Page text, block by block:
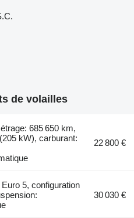
de volailles
685 650 km,
kW), carburant:
22 800 €
5, configuration
30 030 €